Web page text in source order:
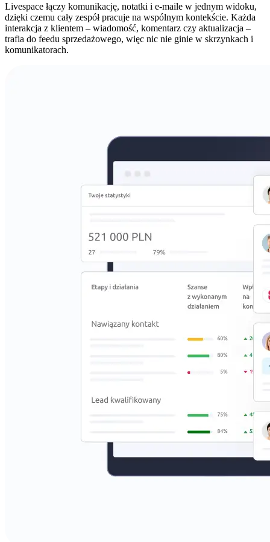
Livespace łączy komunikację, notatki i e-maile w jednym widoku,
dzięki czemu cały zespół pracuje na wspólnym kontekście. Każda
interakcja z klientem – wiadomość, komentarz czy aktualizacja –
trafia do feedu sprzedażowego, więc nic nie ginie w skrzynkach i
komunikatorach.